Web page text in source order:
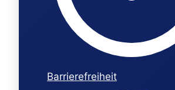
Barrierefreiheit